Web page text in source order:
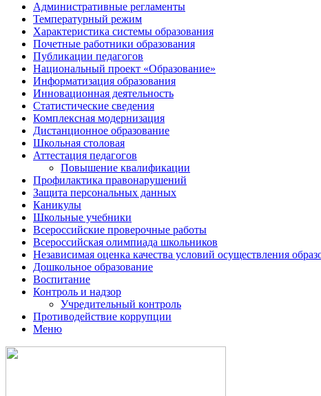
Административные регламенты
Температурный режим
Характеристика системы образования
Почетные работники образования
Публикации педагогов
Национальный проект «Образование»
Информатизация образования
Инновационная деятельность
Статистические сведения
Комплексная модернизация
Дистанционное образование
Школьная столовая
Аттестация педагогов
Повышение квалификации
Профилактика правонарушений
Защита персональных данных
Каникулы
Школьные учебники
Всероссийские проверочные работы
Всероссийская олимпиада школьников
Независимая оценка качества условий осуществления
Дошкольное образование
Воспитание
Контроль и надзор
Учредительный контроль
Противодействие коррупции
Меню